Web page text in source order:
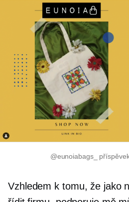
@eunoiabags_
Vzhledem k tomu, že jako